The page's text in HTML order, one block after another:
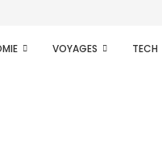
VOYAGES TECH